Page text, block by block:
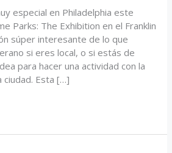
especial en Philadelphia este
Parks: The Exhibition en el Franklin
súper interesante de lo que
si eres local, o si estás de
para hacer una actividad con la
ciudad. Esta […]